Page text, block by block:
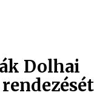
Dolhai